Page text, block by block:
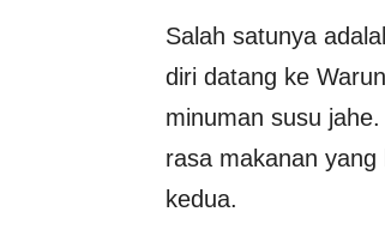
Salah satunya
diri datang ke
minuman susu
rasa makanan
kedua.